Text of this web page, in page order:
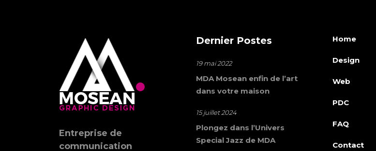
Entreprise de
communication
Dernier Postes
19 mai 2022
MDA Mosean enfin de l’art
dans votre maison
15 juillet 2024
Plongez dans l’Univers
Special Jazz de MDA
Home
Design
Web
PDC
FAQ
Contact